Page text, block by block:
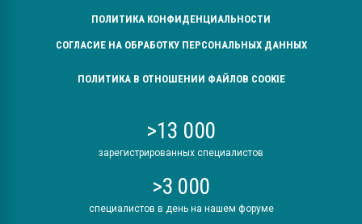
ПОЛИТИКА КОНФИДЕНЦИАЛЬНОСТИ
СОГЛАСИЕ НА ОБРАБОТКУ ПЕРСОНАЛЬНЫХ ДАННЫХ
ПОЛИТИКА В ОТНОШЕНИИ ФАЙЛОВ COOKIE
>13 000
зарегистрированных специалистов
>3 000
специалистов в день на нашем форуме